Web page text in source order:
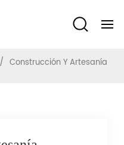
/ Construcción Y Artesanía